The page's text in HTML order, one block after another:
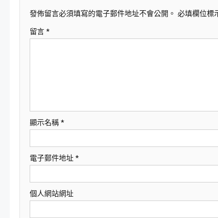
覽
發佈留言必須填寫的電子郵件地址不會公開。 必填欄位標
留言 *
顯示名稱 *
電子郵件地址 *
個人網站網址